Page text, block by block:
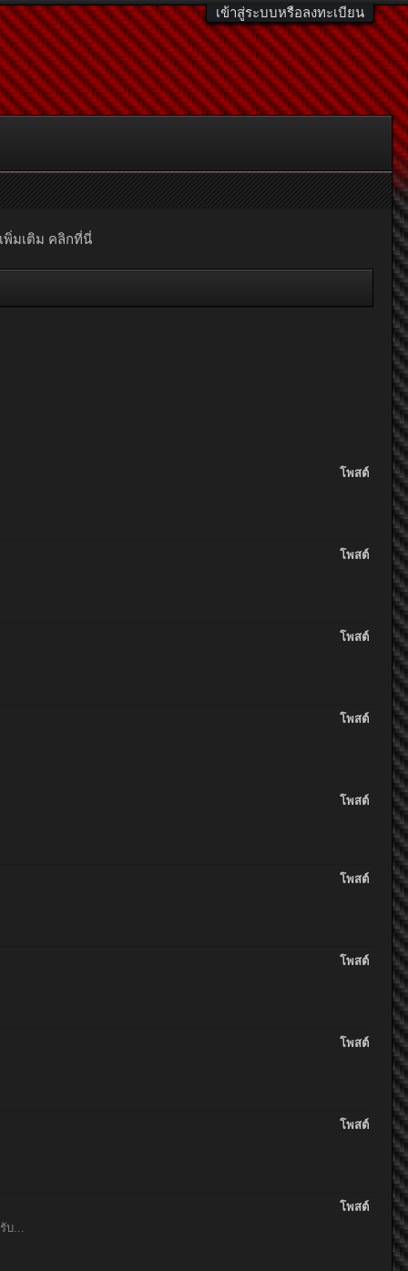
เข้าสู่ระบบหรือลงทะเบียน
พิ่มเติม คลิกที่นี่
โพสต์
โพสต์
โพสต์
โพสต์
โพสต์
โพสต์
โพสต์
โพสต์
โพสต์
โพสต์
บ...